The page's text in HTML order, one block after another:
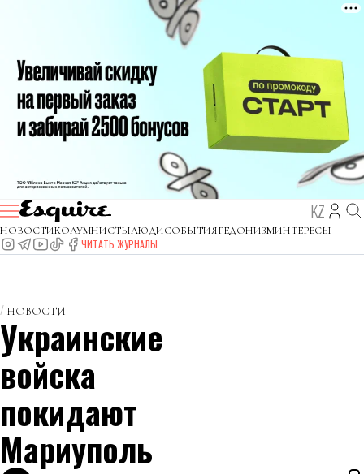
KZ
НОВОСТИКОЛУМНИСТЫЛЮДИСОБЫТИЯГЕДОНИЗМИНТЕРЕСЫ
ЧИТАТЬ ЖУРНАЛЫ
НОВОСТИ
Украинские
войска
покидают
Мариуполь